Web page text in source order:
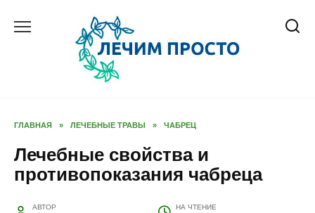
ГЛАВНАЯ » ЛЕЧЕБНЫЕ ТРАВЫ » ЧАБРЕЦ
Лечебные свойства и
противопоказания чабреца
АВТОР НА ЧТЕНИЕ